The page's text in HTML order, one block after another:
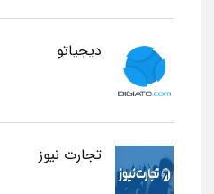
دیجیاتو
تجارت نیوز